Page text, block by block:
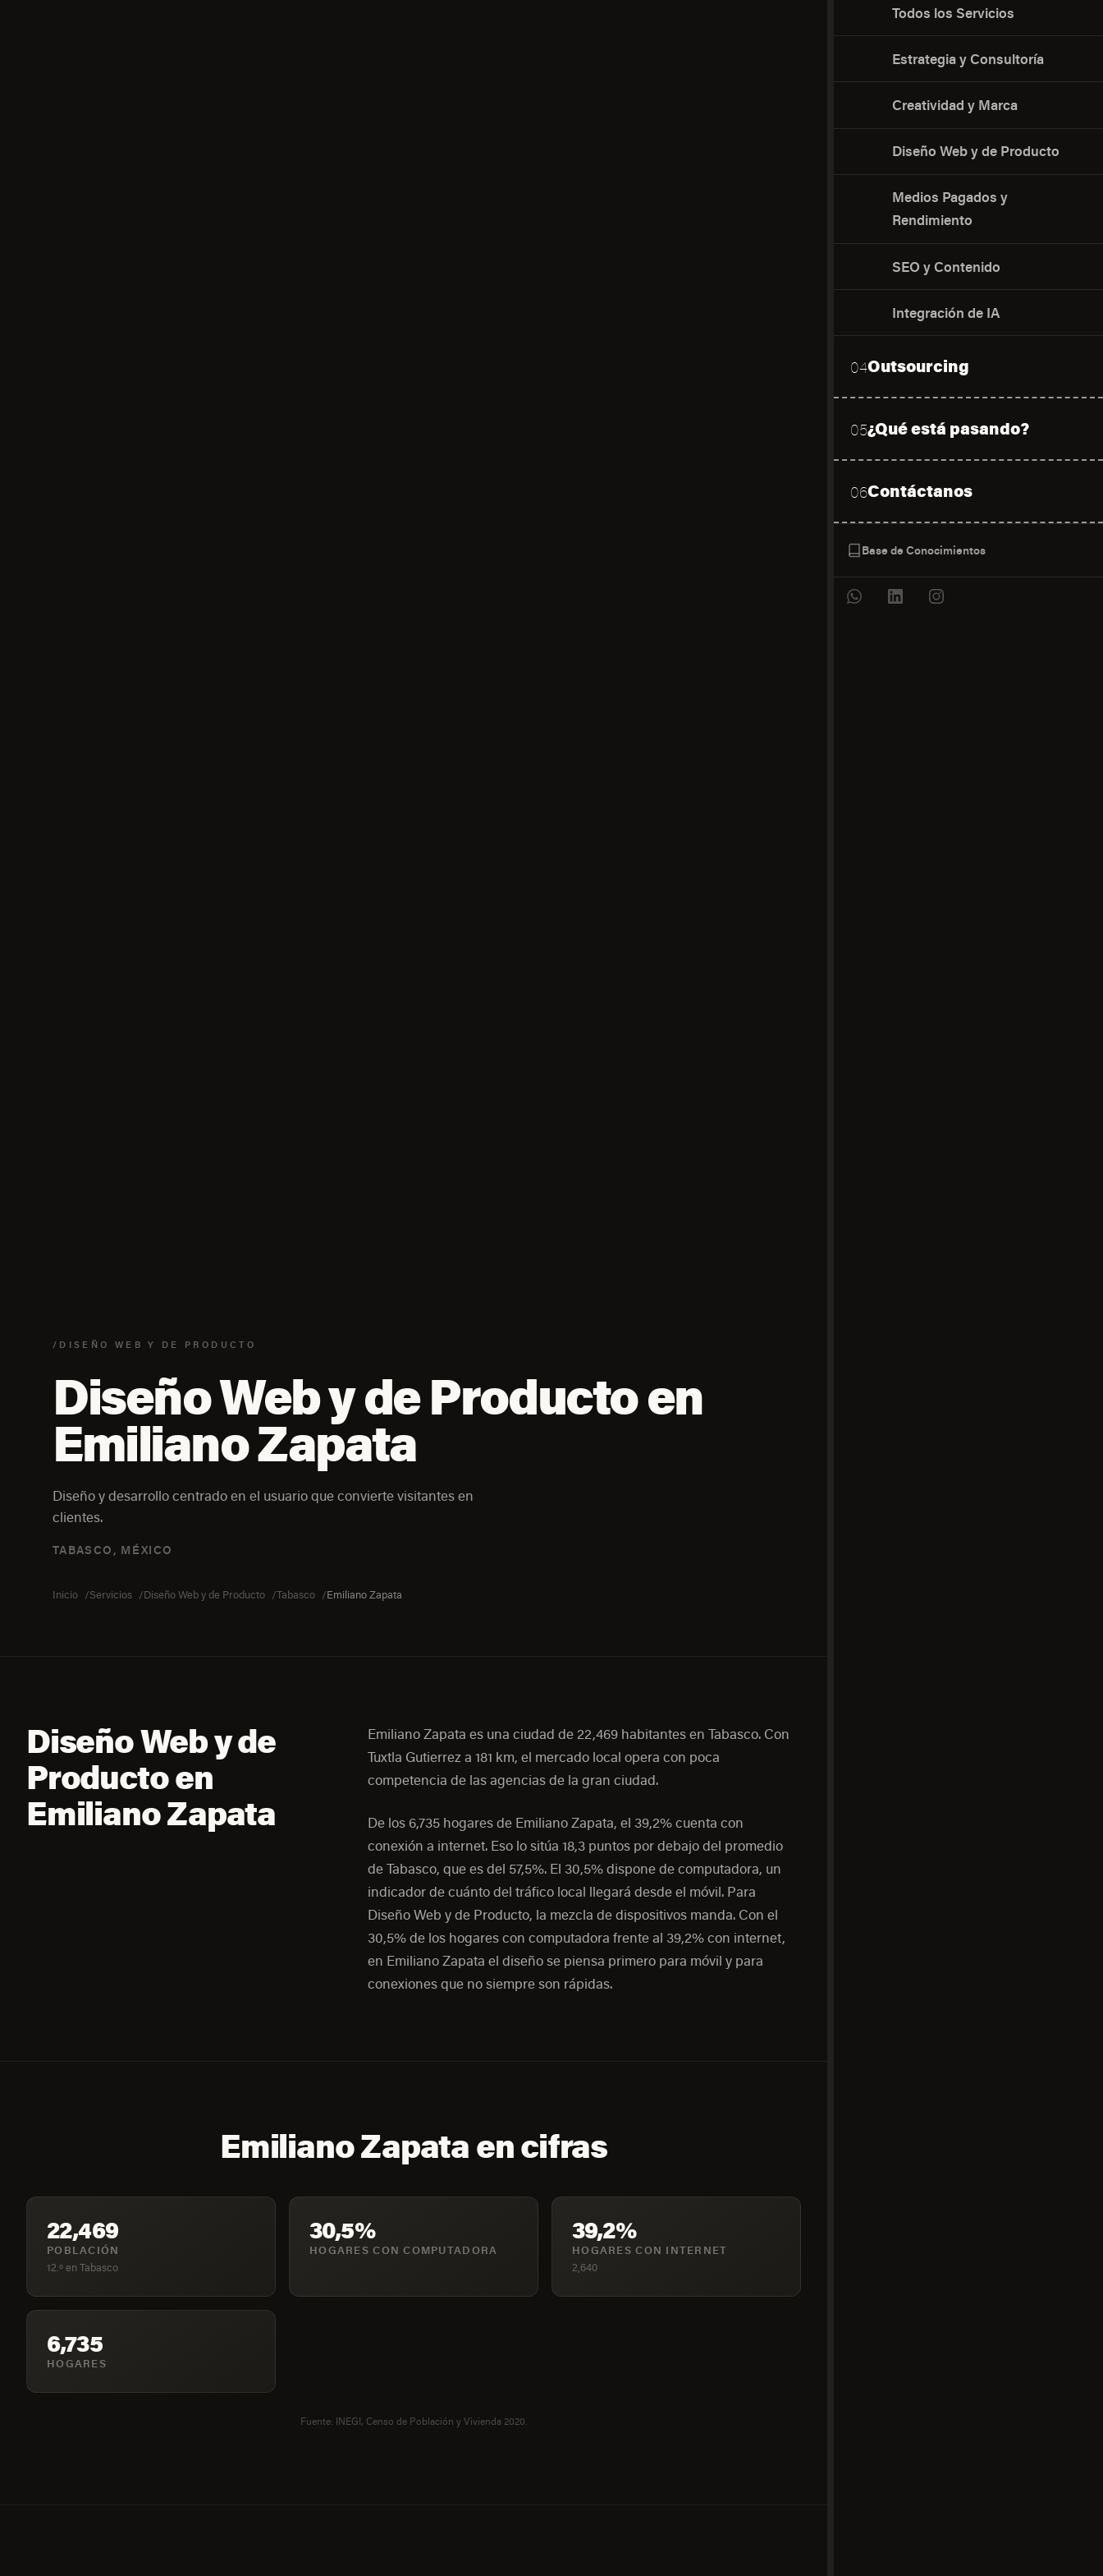
Todos los Servicios
Estrategia y Consultoría
Creatividad y Marca
Diseño Web y de Producto
Medios Pagados y
Rendimiento
SEO y Contenido
Integración de IA
04Outsourcing
05¿Qué está pasando?
06Contáctanos
Base de Conocimientos
/DISEÑO WEB Y DE PRODUCTO
Diseño Web y de Producto en
Emiliano Zapata
Diseño y desarrollo centrado en el usuario que convierte visitantes en
clientes.
TABASCO, MÉXICO
Inicio Servicios Diseño Web y de Producto Tabasco Emiliano Zapata
Diseño Web y de
Producto en
Emiliano Zapata
Emiliano Zapata es una ciudad de 22,469 habitantes en Tabasco. Con
Tuxtla Gutierrez a 181 km, el mercado local opera con poca
competencia de las agencias de la gran ciudad.
De los 6,735 hogares de Emiliano Zapata, el 39,2% cuenta con
conexión a internet. Eso lo sitúa 18,3 puntos por debajo del promedio
de Tabasco, que es del 57,5%. El 30,5% dispone de computadora, un
indicador de cuánto del tráfico local llegará desde el móvil. Para
Diseño Web y de Producto, la mezcla de dispositivos manda. Con el
30,5% de los hogares con computadora frente al 39,2% con internet,
en Emiliano Zapata el diseño se piensa primero para móvil y para
conexiones que no siempre son rápidas.
Emiliano Zapata en cifras
22,469
POBLACIÓN
12.º en Tabasco
30,5%
HOGARES CON COMPUTADORA
39,2%
HOGARES CON INTERNET
2,640
6,735
HOGARES
Fuente: INEGI, Censo de Población y Vivienda 2020.